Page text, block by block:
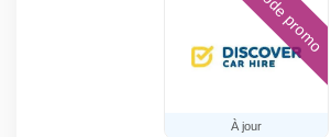
À jour
Code promo